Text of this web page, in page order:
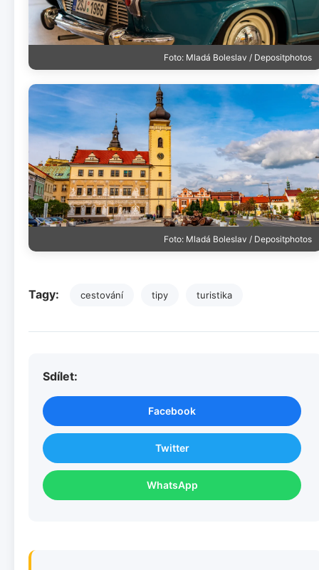
Foto: Mladá Boleslav / Depositphotos
Foto: Mladá Boleslav / Depositphotos
Tagy: cestování tipy turistika
Sdílet:
Facebook
Twitter
WhatsApp